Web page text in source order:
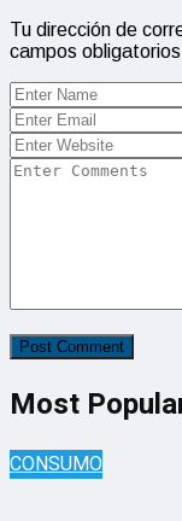
Tu dirección de
campos
Most
CONSUMO